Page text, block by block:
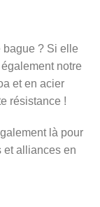
bague ? Si elle
notre
et en acier
résistance !
là pour
et alliances en